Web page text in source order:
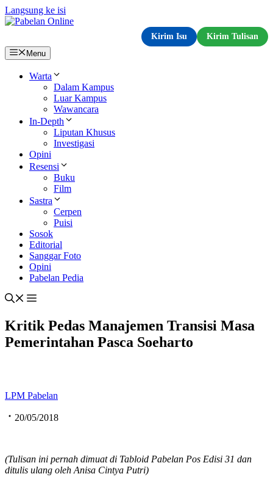
Langsung ke isi
Kirim Isu
Kirim Tulisan
Menu
Warta
Dalam Kampus
Luar Kampus
Wawancara
In-Depth
Liputan Khusus
Investigasi
Opini
Resensi
Buku
Film
Sastra
Cerpen
Puisi
Sosok
Editorial
Sanggar Foto
Opini
Pabelan Pedia
Kritik Pedas Manajemen Transisi Masa
Pemerintahan Pasca Soeharto
LPM Pabelan
20/05/2018
(Tulisan ini pernah dimuat di Tabloid Pabelan Pos Edisi 31 dan
ditulis ulang oleh Anisa Cintya Putri)